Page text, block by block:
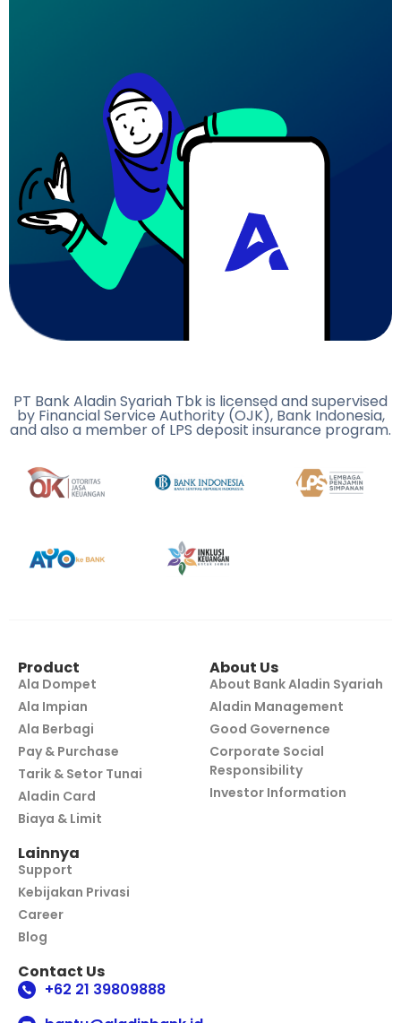
PT Bank Aladin Syariah Tbk is licensed and supervised
by Financial Service Authority (OJK), Bank Indonesia,
and also a member of LPS deposit insurance program.
Product
Ala Dompet
Ala Impian
Ala Berbagi
Pay & Purchase
Tarik & Setor Tunai
Aladin Card
Biaya & Limit
About Us
About Bank Aladin Syariah
Aladin Management
Good Governence
Corporate Social
Responsibility
Investor Information
Lainnya
Support
Kebijakan Privasi
Career
Blog
Contact Us
+62 21 39809888